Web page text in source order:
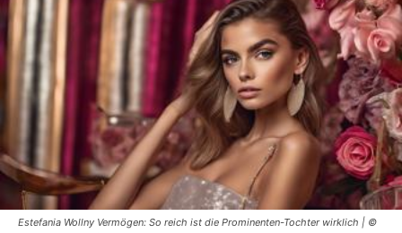
Estefania Wollny Vermögen: So reich ist die Prominenten-Tochter wirklich | ©